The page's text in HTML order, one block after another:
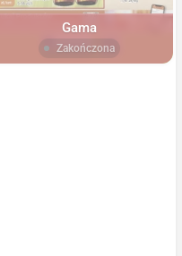
Gama
Zakończona